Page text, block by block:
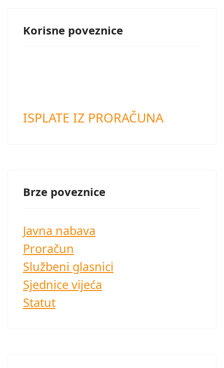
Korisne poveznice
ISPLATE IZ PRORAČUNA
Brze poveznice
Javna nabava
Proračun
Službeni glasnici
Sjednice vijeća
Statut